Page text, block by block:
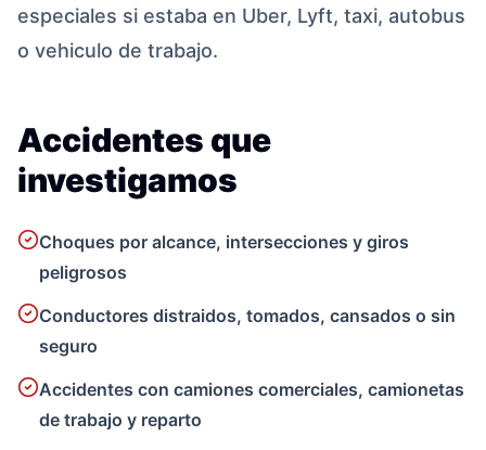
especiales si estaba en Uber, Lyft, taxi, autobus
o vehiculo de trabajo.
Accidentes que
investigamos
Choques por alcance, intersecciones y giros
peligrosos
Conductores distraidos, tomados, cansados o sin
seguro
Accidentes con camiones comerciales, camionetas
de trabajo y reparto